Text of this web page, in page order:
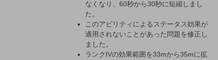
なくなり、60秒から30秒に短縮しまし
た。
このアビリティによるステータス効果が
適用されないことがあった問題を修正し
ました。
ランクIVの効果範囲を33mから35mに拡